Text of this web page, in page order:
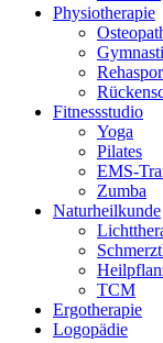
Physiotherapie
Fitnessstudio
Yoga
Pilates
EMS-
Zumba
Naturheilkunde
TCM
Ergotherapie
Logopädie